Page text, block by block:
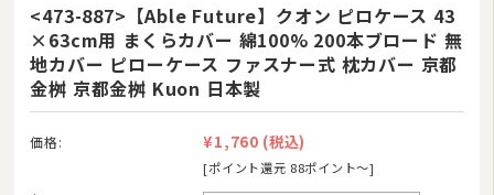
<473-887>【Able Future】クオン ピロケース 43
×63cm用 まくらカバー 綿100% 200本ブロード 無
地カバー ピローケース ファスナー式 枕カバー 京都
金桝 京都金桝 Kuon 日本製
価格: ¥1,760 (税込)
[ポイント還元 88ポイント〜]